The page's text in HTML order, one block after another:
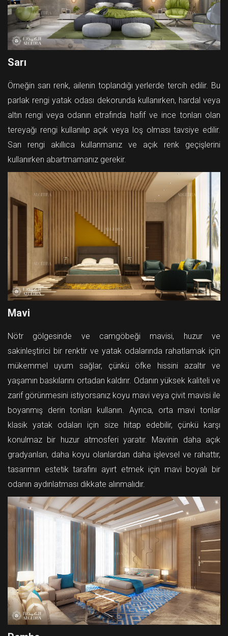
Sarı
Örneğin sarı renk, ailenin toplandığı yerlerde tercih edilir. Bu
parlak rengi yatak odası dekorunda kullanırken, hardal veya
altın rengi veya odanın etrafında hafif ve ince tonları olan
tereyağı rengi kullanılıp açık veya loş olması tavsiye edilir.
Sarı rengi akıllıca kullanmanız ve açık renk geçişlerini
kullanırken abartmamanız gerekir.
Mavi
Nötr gölgesinde ve camgöbeği mavisi, huzur ve
sakinleştirici bir renktir ve yatak odalarında rahatlamak için
mükemmel uyum sağlar, çünkü öfke hissini azaltır ve
yaşamın baskılarını ortadan kaldırır. Odanın yüksek kaliteli ve
zarif görünmesini istiyorsanız koyu mavi veya çivit mavisi ile
boyanmış derin tonları kullanın. Ayrıca, orta mavi tonlar
klasik yatak odaları için size hitap edebilir, çünkü karşı
konulmaz bir huzur atmosferi yaratır. Mavinin daha açık
gradyanları, daha koyu olanlardan daha işlevsel ve rahattır,
tasarımın estetik tarafını ayırt etmek için mavi boyalı bir
odanın aydınlatması dikkate alınmalıdır.